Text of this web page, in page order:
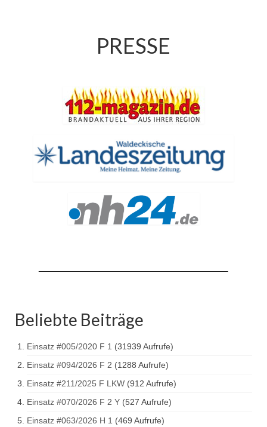
Tag der offenen Tür 2015
Tag der offenen Tür 2022
PRESSE
Beliebte Beiträge
Einsatz #005/2020 F 1 (31939 Aufrufe)
Einsatz #094/2026 F 2 (1288 Aufrufe)
Einsatz #211/2025 F LKW (912 Aufrufe)
Einsatz #070/2026 F 2 Y (527 Aufrufe)
Einsatz #063/2026 H 1 (469 Aufrufe)